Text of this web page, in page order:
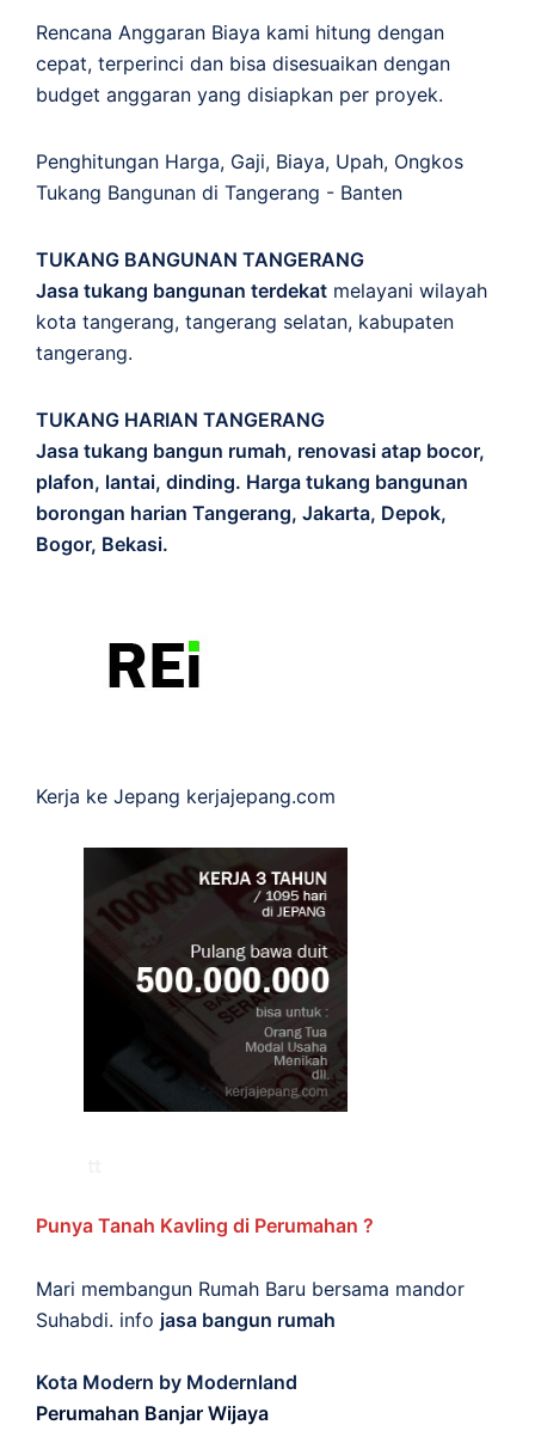
Rencana Anggaran Biaya kami hitung dengan
cepat, terperinci dan bisa disesuaikan dengan
budget anggaran yang disiapkan per proyek.
Penghitungan Harga, Gaji, Biaya, Upah, Ongkos
Tukang Bangunan di Tangerang - Banten
TUKANG BANGUNAN TANGERANG
Jasa tukang bangunan terdekat melayani wilayah
kota tangerang, tangerang selatan, kabupaten
tangerang.
TUKANG HARIAN TANGERANG
Jasa tukang bangun rumah, renovasi atap bocor,
plafon, lantai, dinding. Harga tukang bangunan
borongan harian Tangerang, Jakarta, Depok,
Bogor, Bekasi.
Kerja ke Jepang kerjajepang.com
Punya Tanah Kavling di Perumahan ?
Mari membangun Rumah Baru bersama mandor
Suhabdi. info jasa bangun rumah
Kota Modern by Modernland
Perumahan Banjar Wijaya